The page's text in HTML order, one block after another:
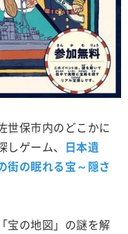
世保市内のどこかに
ゲーム、
日本遺
の眠れる宝～隠さ
宝の地図」の謎を解